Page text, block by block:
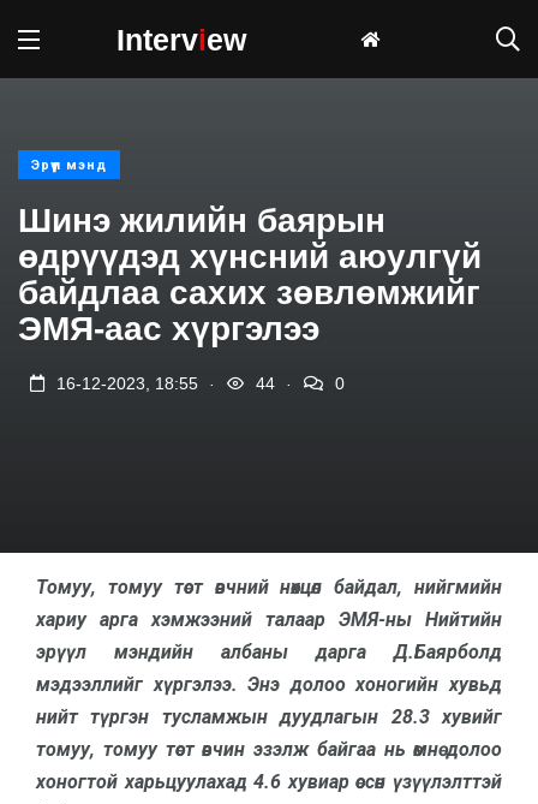
Interview
Эрүүл мэнд
Шинэ жилийн баярын
өдрүүдэд хүнсний аюулгүй
байдлаа сахих зөвлөмжийг
ЭМЯ-аас хүргэлээ
16-12-2023, 18:55 44 0
Томуу, томуу төст өвчний нөхцөл байдал, нийгмийн
хариу арга хэмжээний талаар ЭМЯ-ны Нийтийн
эрүүл мэндийн албаны дарга Д.Баярболд
мэдээллийг хүргэлээ. Энэ долоо хоногийн хувьд
нийт түргэн тусламжын дуудлагын 28.3 хувийг
томуу, томуу төст өвчин эзэлж байгаа нь өмнө долоо
хоногтой харьцуулахад 4.6 хувиар өссөн үзүүлэлттэй